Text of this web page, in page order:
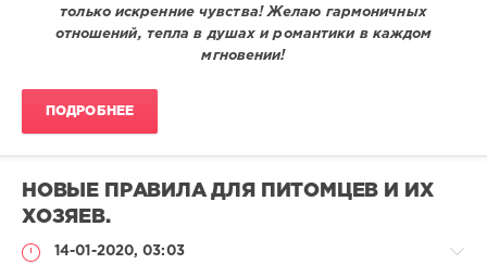
только искренние чувства! Желаю гармоничных
отношений, тепла в душах и романтики в каждом
мгновении!
ПОДРОБНЕЕ
НОВЫЕ ПРАВИЛА ДЛЯ ПИТОМЦЕВ И ИХ
ХОЗЯЕВ.
14-01-2020, 03:03